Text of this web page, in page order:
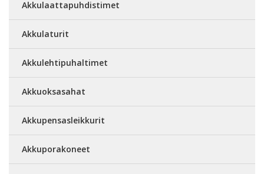
Akkulaattapuhdistimet
Akkulaturit
Akkulehtipuhaltimet
Akkuoksasahat
Akkupensasleikkurit
Akkuporakoneet